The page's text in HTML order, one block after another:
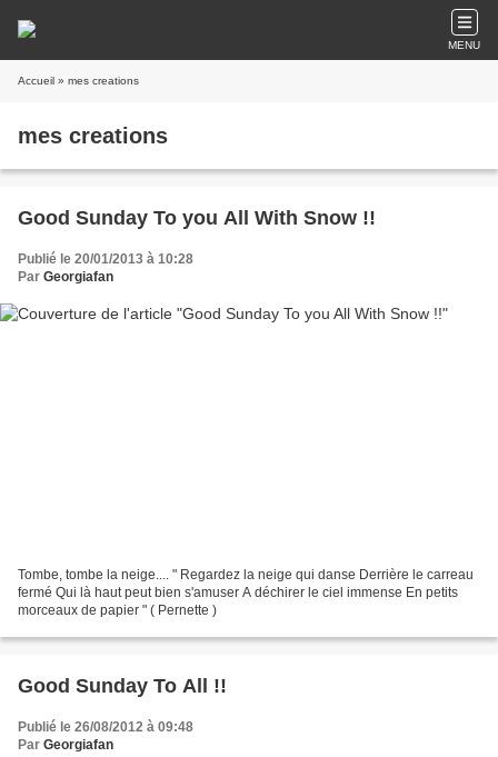
MENU
Accueil » mes creations
mes creations
Good Sunday To you All With Snow !!
Publié le 20/01/2013 à 10:28
Par Georgiafan
Tombe, tombe la neige.... " Regardez la neige qui danse Derrière le carreau
fermé Qui là haut peut bien s'amuser A déchirer le ciel immense En petits
morceaux de papier " ( Pernette )
Good Sunday To All !!
Publié le 26/08/2012 à 09:48
Par Georgiafan